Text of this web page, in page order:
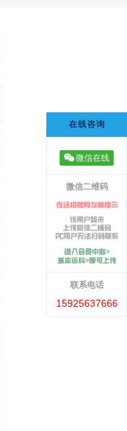
在线咨询
微信在线
微信二维码
联系电话
15925637666